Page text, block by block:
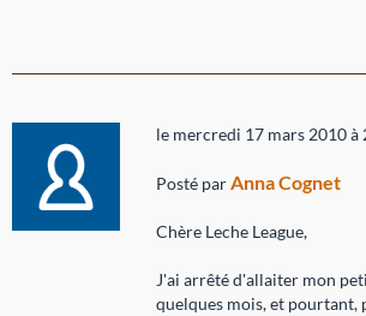
le mercredi 17 mars 2010 à
Posté parAnna Cognet
Chère Leche League,
J'ai arrêté d'allaiter mon
quelques mois, et pourtant,